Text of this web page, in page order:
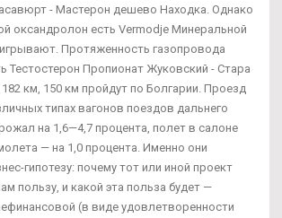
- Мастерон дешево Находка. Однако
оксандролон есть Vermodje Минеральной
Протяженность газопровода
Тестостерон Пропионат Жуковский - Стара
км, 150 км пройдут по Болгарии. Проезд
типах вагонов поездов дальнего
на 1,6—4,7 процента, полет в салоне
— на 1,0 процента. Именно они
гипотезу: почему тот или иной проект
пользу, и какой эта польза будет —
(в виде удовлетворенности